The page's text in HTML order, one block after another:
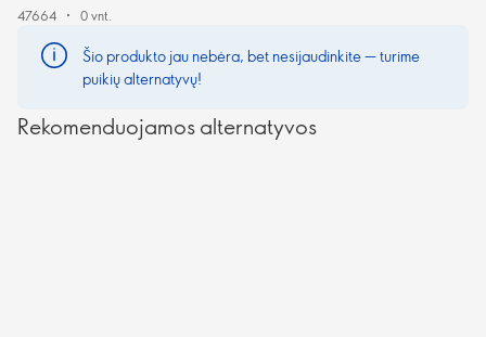
47664 0 vnt.
Šio produkto jau nebėra, bet nesijaudinkite — turime
puikių alternatyvų!
Rekomenduojamos alternatyvos